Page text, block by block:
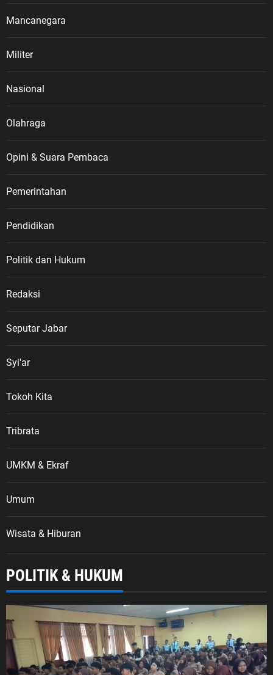
Mancanegara
Militer
Nasional
Olahraga
Opini & Suara Pembaca
Pemerintahan
Pendidikan
Politik dan Hukum
Redaksi
Seputar Jabar
Syi'ar
Tokoh Kita
Tribrata
UMKM & Ekraf
Umum
Wisata & Hiburan
POLITIK & HUKUM